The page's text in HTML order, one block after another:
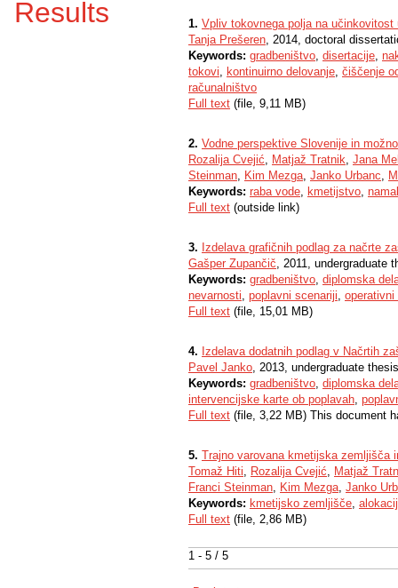
Results
1 - 5 / 5
1. Vpliv tokovnega polja na
Tanja Prešeren, 2014, doctoral
Keywords: gradbeništvo, disertacije,
tokovi, kontinuirno delovanje, čiščenje
računalništvo
Full text (file, 9,11 MB)
2. Vodne perspektive Slovenije in
Rozalija Cvejić, Matjaž Tratnik, Jana
Steinman, Kim Mezga, Janko Urbanc,
Keywords: raba vode, kmetijstvo,
Full text (outside link)
3. Izdelava grafičnih podlag za načrte
Gašper Zupančič, 2011, undergraduate
Keywords: gradbeništvo, diplomska
nevarnosti, poplavni scenariji, operativni
Full text (file, 15,01 MB)
4. Izdelava dodatnih podlag v Načrtih
Pavel Janko, 2013, undergraduate thesis
Keywords: gradbeništvo, diplomska
intervencijske karte ob poplavah,
Full text (file, 3,22 MB) This document
5. Trajno varovana kmetijska zemljišča
Tomaž Hiti, Rozalija Cvejić, Matjaž
Franci Steinman, Kim Mezga, Janko
Keywords: kmetijsko zemljišče,
Full text (file, 2,86 MB)